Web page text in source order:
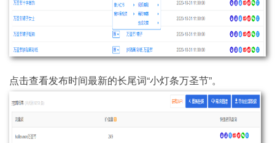
点击查看发布时间最新的长尾词“小灯条万圣节”。